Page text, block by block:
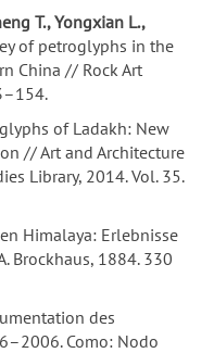
T., Yongxian L.,
of petroglyphs in the
China // Rock Art
of Ladakh: New
// Art and Architecture
Library, 2014. Vol. 35.
Himalaya: Erlebnisse
Brockhaus, 1884. 330
des
Como: Nodo